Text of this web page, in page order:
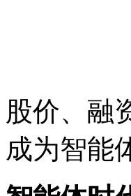
股价、融
成为智能